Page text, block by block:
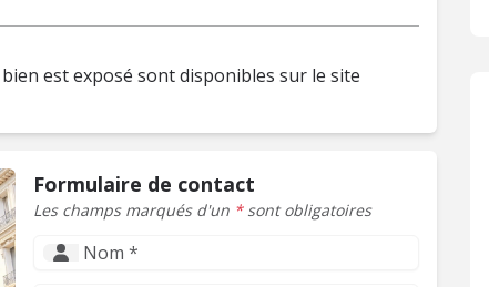
est exposé sont disponibles sur le site
Formulaire de contact
Les champs marqués d'un *sont obligatoires